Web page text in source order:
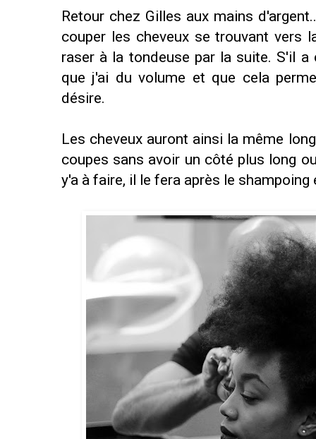
Retour chez Gilles aux mains
couper les cheveux se trouvant vers
raser à la tondeuse par la suite. S'il
que j'ai du volume et que cela
désire.
Les cheveux auront ainsi la même
coupes sans avoir un côté plus long
y'a à faire, il le fera après le shampoing